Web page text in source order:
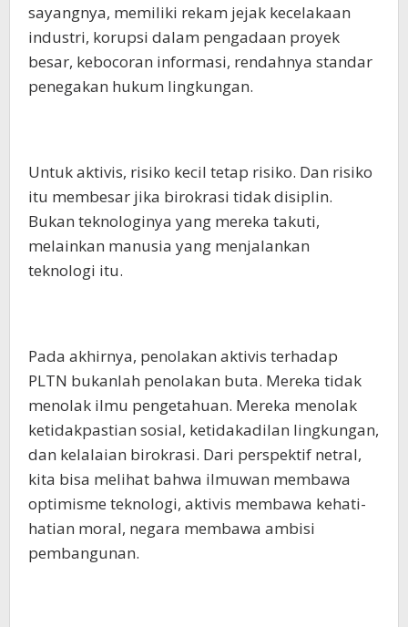
sayangnya, memiliki rekam jejak kecelakaan
industri, korupsi dalam pengadaan proyek
besar, kebocoran informasi, rendahnya standar
penegakan hukum lingkungan.
Untuk aktivis, risiko kecil tetap risiko. Dan risiko
itu membesar jika birokrasi tidak disiplin.
Bukan teknologinya yang mereka takuti,
melainkan manusia yang menjalankan
teknologi itu.
Pada akhirnya, penolakan aktivis terhadap
PLTN bukanlah penolakan buta. Mereka tidak
menolak ilmu pengetahuan. Mereka menolak
ketidakpastian sosial, ketidakadilan lingkungan,
dan kelalaian birokrasi. Dari perspektif netral,
kita bisa melihat bahwa ilmuwan membawa
optimisme teknologi, aktivis membawa kehati-
hatian moral, negara membawa ambisi
pembangunan.